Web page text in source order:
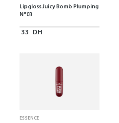
Lipgloss Juicy Bomb Plumping
N°03
33 DH
ESSENCE